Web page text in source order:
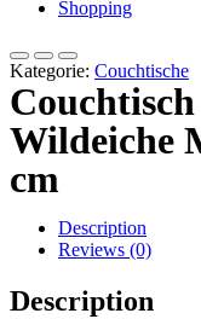
Shopping
Kategorie: Couchtische
Wildeiche
cm
Description
Reviews (0)
Description